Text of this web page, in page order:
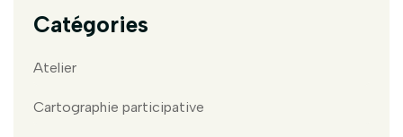
Catégories
Atelier
Cartographie participative